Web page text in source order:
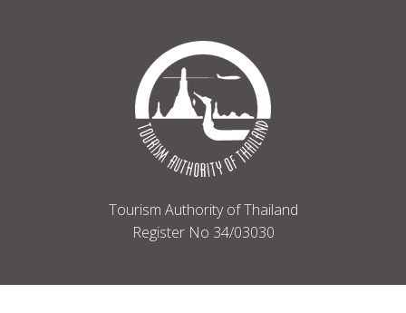
Tourism Authority of Thailand
Register No 34/03030